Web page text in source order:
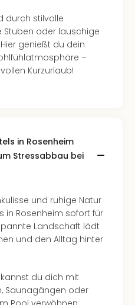
durch stilvolle
Stuben oder lauschige
genießt du dein
–
Kurzurlaub!
in Rosenheim
Stressabbau bei
und ruhige Natur
in Rosenheim sofort für
Landschaft lädt
und den Alltag hinter
du dich mit
Saunagängen oder